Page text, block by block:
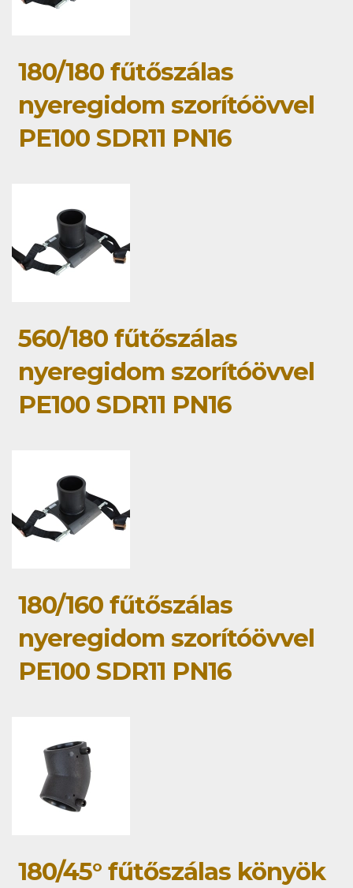
180/180 fűtőszálas
nyeregidom szorítóövvel
PE100 SDR11 PN16
560/180 fűtőszálas
nyeregidom szorítóövvel
PE100 SDR11 PN16
180/160 fűtőszálas
nyeregidom szorítóövvel
PE100 SDR11 PN16
180/45° fűtőszálas könyök